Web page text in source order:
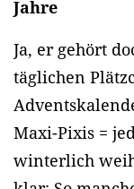
Jahre
Ja, er gehört
täglichen
Maxi-Pixis =
winterlich